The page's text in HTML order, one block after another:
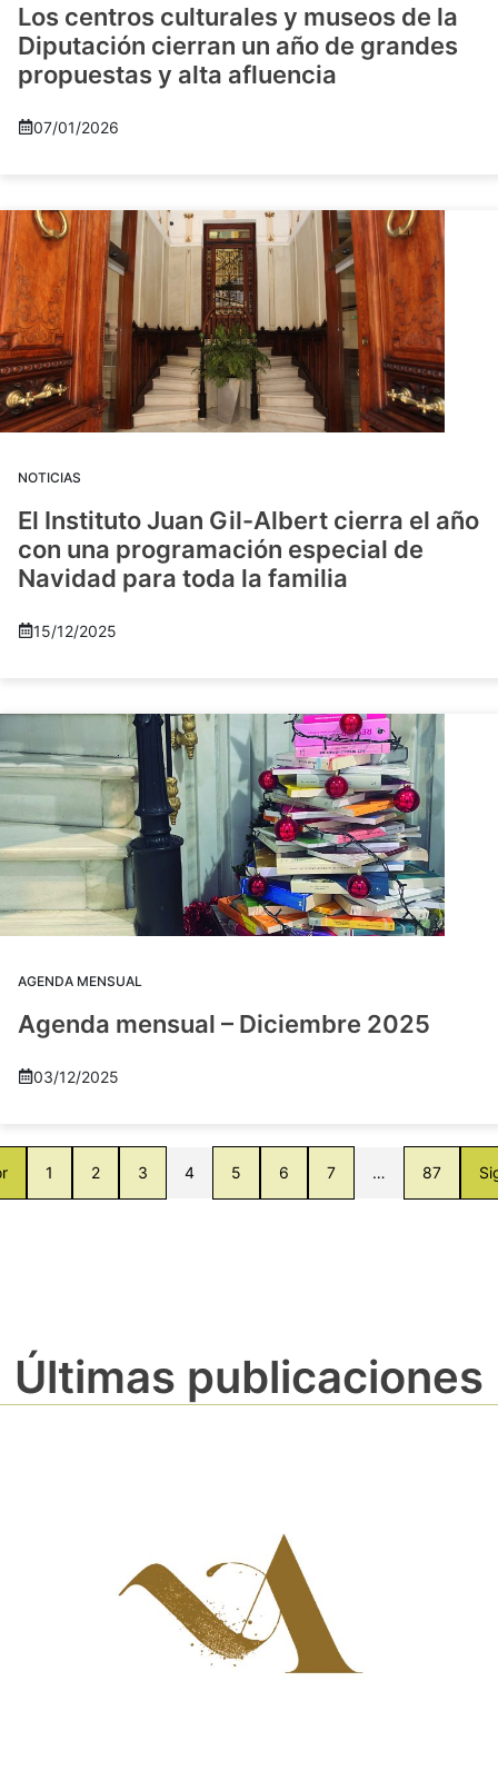
Los centros culturales y museos de la
Diputación cierran un año de grandes
propuestas y alta afluencia
07/01/2026
NOTICIAS
El Instituto Juan Gil-Albert cierra el año
con una programación especial de
Navidad para toda la familia
15/12/2025
AGENDA MENSUAL
Agenda mensual – Diciembre 2025
03/12/2025
1 2 3 4 5 6 7 … 87
Últimas publicaciones